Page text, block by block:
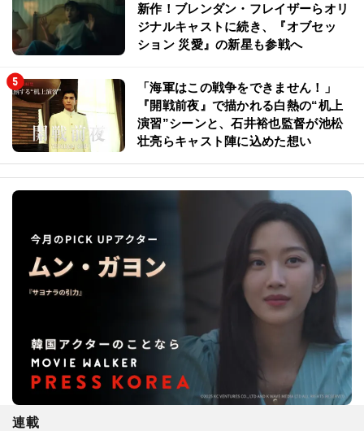
新作！ブレンダン・フレイザーらオリ
ジナルキャストに続き、『オブセッ
ション 災愛』の新星も参戦へ
「海軍はこの戦争をできません！」
『開戦前夜』で描かれる白熱の“机上
演習”シーンと、石井裕也監督が池松
壮亮らキャスト陣に込めた想い
連載